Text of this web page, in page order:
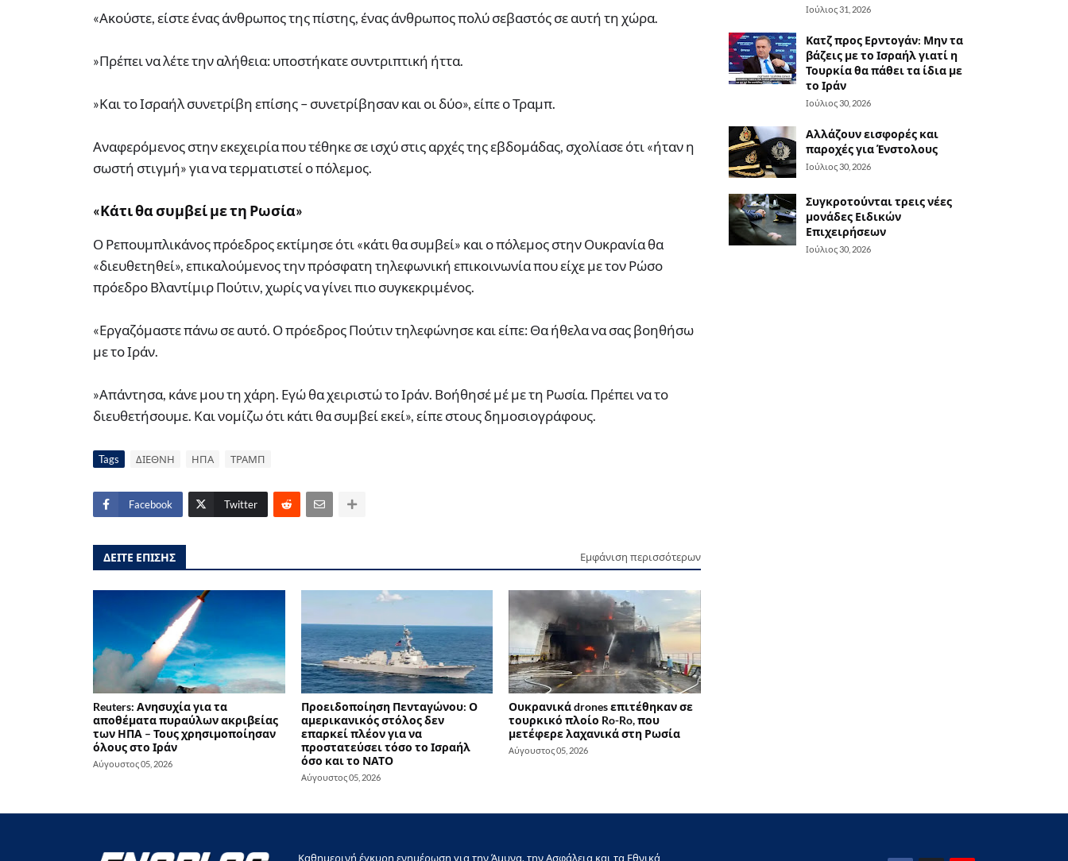
«Ακούστε, είστε ένας άνθρωπος της πίστης, ένας άνθρωπος πολύ σεβαστός σε αυτή τη χώρα.
»Πρέπει να λέτε την αλήθεια: υποστήκατε συντριπτική ήττα.
»Και το Ισραήλ συνετρίβη επίσης – συνετρίβησαν και οι δύο», είπε ο Τραμπ.
Αναφερόμενος στην εκεχειρία που τέθηκε σε ισχύ στις αρχές της εβδομάδας, σχολίασε ότι «ήταν η
σωστή στιγμή» για να τερματιστεί ο πόλεμος.
«Κάτι θα συμβεί με τη Ρωσία»
Ο Ρεπουμπλικάνος πρόεδρος εκτίμησε ότι «κάτι θα συμβεί» και ο πόλεμος στην Ουκρανία θα
«διευθετηθεί», επικαλούμενος την πρόσφατη τηλεφωνική επικοινωνία που είχε με τον Ρώσο
πρόεδρο Βλαντίμιρ Πούτιν, χωρίς να γίνει πιο συγκεκριμένος.
«Εργαζόμαστε πάνω σε αυτό. Ο πρόεδρος Πούτιν τηλεφώνησε και είπε: Θα ήθελα να σας βοηθήσω
με το Ιράν.
»Απάντησα, κάνε μου τη χάρη. Εγώ θα χειριστώ το Ιράν. Βοήθησέ μέ με τη Ρωσία. Πρέπει να το
διευθετήσουμε. Και νομίζω ότι κάτι θα συμβεί εκεί», είπε στους δημοσιογράφους.
Tags ΔΙΕΘΝΗ ΗΠΑ ΤΡΑΜΠ
Facebook Twitter
ΔΕΙΤΕ ΕΠΙΣΗΣ Εμφάνιση περισσότερων
Reuters: Ανησυχία για τα
αποθέματα πυραύλων ακριβείας
των ΗΠΑ – Τους χρησιμοποίησαν
όλους στο Ιράν
Αύγουστος 05, 2026
Προειδοποίηση Πενταγώνου: Ο
αμερικανικός στόλος δεν
επαρκεί πλέον για να
προστατεύσει τόσο το Ισραήλ
όσο και το ΝΑΤΟ
Αύγουστος 05, 2026
Ουκρανικά drones επιτέθηκαν σε
τουρκικό πλοίο Ro-Ro, που
μετέφερε λαχανικά στη Ρωσία
Αύγουστος 05, 2026
Ιούλιος 31, 2026
Κατζ προς Ερντογάν: Μην τα
βάζεις με το Ισραήλ γιατί η
Τουρκία θα πάθει τα ίδια με
το Ιράν
Ιούλιος 30, 2026
Αλλάζουν εισφορές και
παροχές για Ένστολους
Ιούλιος 30, 2026
Συγκροτούνται τρεις νέες
μονάδες Ειδικών
Επιχειρήσεων
Ιούλιος 30, 2026
Καθημερινή έγκυρη ενημέρωση για την Άμυνα, την Ασφάλεια και τα Εθνικά